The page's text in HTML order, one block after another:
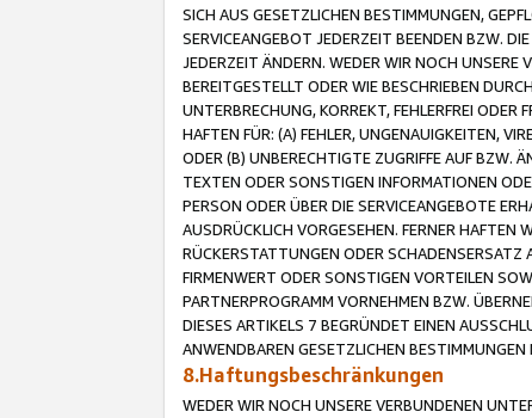
SICH AUS GESETZLICHEN BESTIMMUNGEN,
SERVICEANGEBOT JEDERZEIT BEENDEN BZW.
JEDERZEIT ÄNDERN. WEDER WIR NOCH UNSERE
BEREITGESTELLT ODER WIE BESCHRIEBEN
UNTERBRECHUNG, KORREKT, FEHLERFREI
HAFTEN FÜR: (A) FEHLER, UNGENAUIGKEITEN,
ODER (B) UNBERECHTIGTE ZUGRIFFE AUF BZW.
TEXTEN ODER SONSTIGEN INFORMATIONEN
PERSON ODER ÜBER DIE SERVICEANGEBOTE
AUSDRÜCKLICH VORGESEHEN. FERNER HAFTEN
RÜCKERSTATTUNGEN ODER
FIRMENWERT ODER SONSTIGEN VORTEILEN
PARTNERPROGRAMM VORNEHMEN BZW.
DIESES ARTIKELS 7 BEGRÜNDET EINEN
ANWENDBAREN GESETZLICHEN
8.Haftungsbeschränkungen
WEDER WIR NOCH UNSERE VERBUNDENEN